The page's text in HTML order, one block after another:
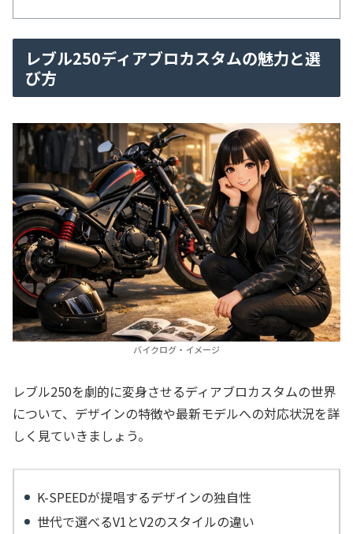
レブル250ディアブロカスタムの魅力と選
び方
バイクログ・イメージ
レブル250を劇的に変身させるディアブロカスタムの世界
について、デザインの特徴や最新モデルへの対応状況を詳
しく見ていきましょう。
K-SPEEDが提唱するデザインの独自性
世代で選べるV1とV2のスタイルの違い